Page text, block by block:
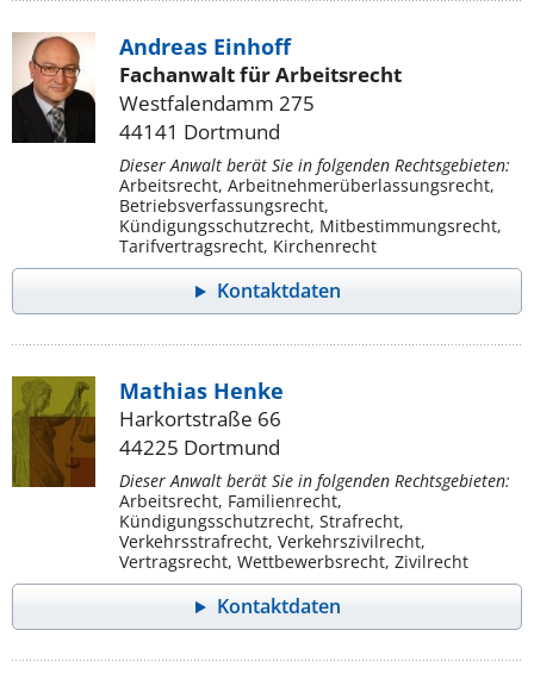
Andreas Einhoff
Fachanwalt für Arbeitsrecht
Westfalendamm 275
44141 Dortmund
Dieser Anwalt berät Sie in folgenden Rechtsgebieten:
Arbeitsrecht, Arbeitnehmerüberlassungsrecht,
Betriebsverfassungsrecht,
Kündigungsschutzrecht, Mitbestimmungsrecht,
Tarifvertragsrecht, Kirchenrecht
Kontaktdaten
Mathias Henke
Harkortstraße 66
44225 Dortmund
Dieser Anwalt berät Sie in folgenden Rechtsgebieten:
Arbeitsrecht, Familienrecht,
Kündigungsschutzrecht, Strafrecht,
Verkehrsstrafrecht, Verkehrszivilrecht,
Vertragsrecht, Wettbewerbsrecht, Zivilrecht
Kontaktdaten